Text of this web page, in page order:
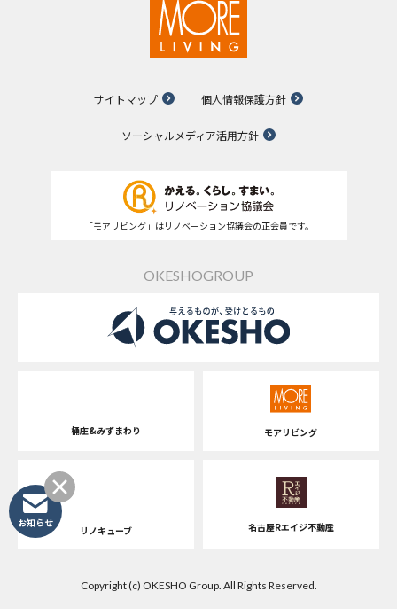
サイトマップ 個人情報保護方針
ソーシャルメディア活用方針
「モアリビング」はリノベーション協議会の正会員です。
OKESHOGROUP
桶庄&みずまわり モアリビング
リノキューブ 名古屋Rエイジ不動産
Copyright (c) OKESHO Group. All Rights Reserved.
お知らせ